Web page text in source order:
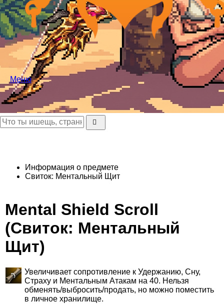
Меню
Информация о предмете
Свиток: Ментальный Щит
Mental Shield Scroll
(Свиток: Ментальный
Щит)
Увеличивает сопротивление к Удержанию, Сну,
Страху и Ментальным Атакам на 40. Нельзя
обменять/выбросить/продать, но можно поместить
в личное хранилище.